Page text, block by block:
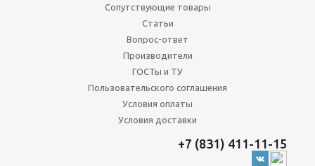
Сопутствующие товары
Статьи
Вопрос-ответ
Производители
ГОСТы и ТУ
Пользовательского соглашения
Условия оплаты
Условия доставки
+7 (831) 411-11-15